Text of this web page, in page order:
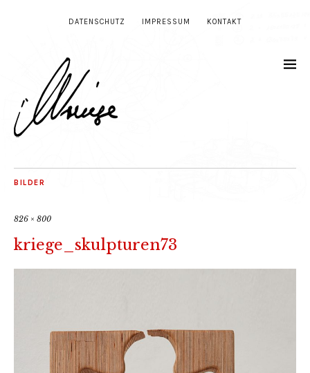
DATENSCHUTZ IMPRESSUM KONTAKT
BILDER
826 × 800
kriege_skulpturen73